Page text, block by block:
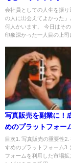
た方〜
会社員としての人生を振り
の人に出会えてよかった
何人かいます。 今日はそ
印象深かった一人目の上司
写真販売を副業に！
めのプラットフォー
目次1. 写真販売の重要性2.
すめのプラットフォーム3.
フォームを利用した市場拡